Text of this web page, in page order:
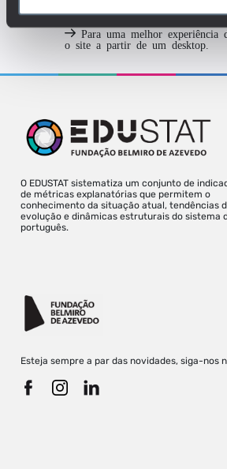
Para uma melhor experiência
o site a partir de um desktop.
O EDUSTAT sistematiza um conjunto de
de métricas explanatórias que permitem o
conhecimento da situação atual, tendências
evolução e dinâmicas estruturais do sistema
português.
Esteja sempre a par das novidades, siga-nos